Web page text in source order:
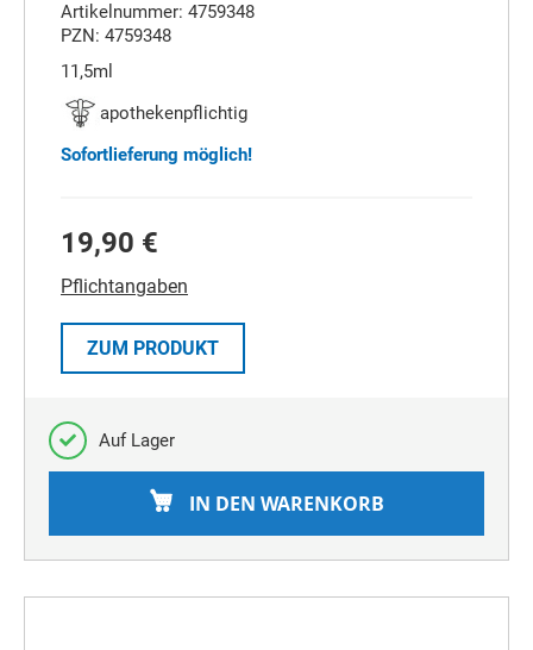
Artikelnummer: 4759348
PZN: 4759348
11,5ml
apothekenpflichtig
Sofortlieferung möglich!
19,90 €
Pflichtangaben
ZUM PRODUKT
Auf Lager
IN DEN WARENKORB